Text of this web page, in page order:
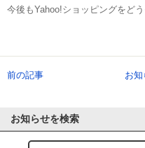
今後もYahoo!ショッピングをど
前の記事 お
お知らせを検索